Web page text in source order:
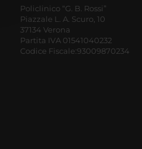
Policlinico “G. B. Rossi”
Piazzale L. A. Scuro, 10
37134 Verona
Partita IVA 01541040232
Codice Fiscale:93009870234